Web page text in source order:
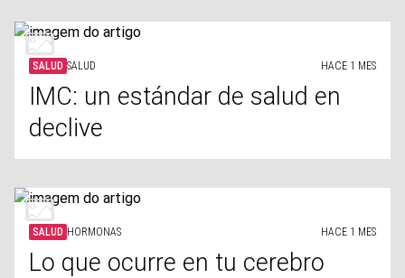
SALUD SALUD HACE 1 MES
IMC: un estándar de salud en
declive
SALUD HORMONAS HACE 1 MES
Lo que ocurre en tu cerebro